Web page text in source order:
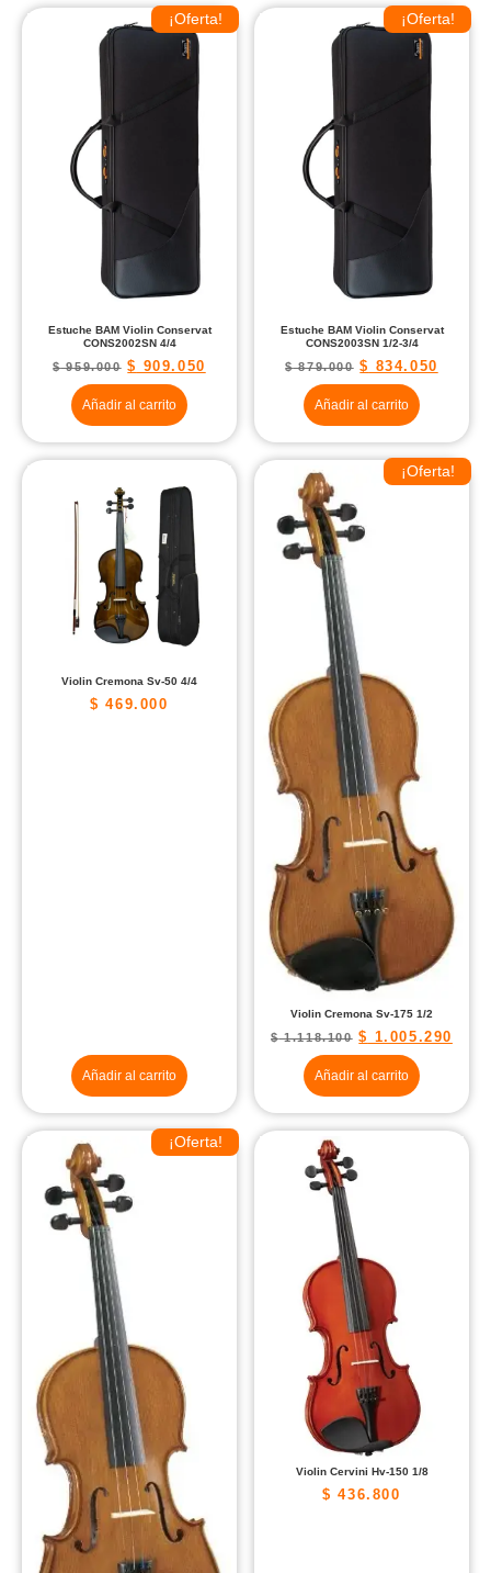
¡Oferta!
Estuche BAM Violin Conservat
CONS2002SN 4/4
$959.000 $ 909.050
Añadir al carrito
¡Oferta!
Estuche BAM Violin Conservat
CONS2003SN 1/2-3/4
$879.000 $ 834.050
Añadir al carrito
Violin Cremona Sv-50 4/4
$ 469.000
Añadir al carrito
¡Oferta!
Violin Cremona Sv-175 1/2
$1.118.100 $ 1.005.290
Añadir al carrito
¡Oferta!
Violin Cervini Hv-150 1/8
$ 436.800